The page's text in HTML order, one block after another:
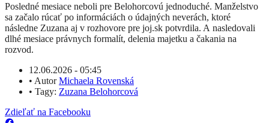
Posledné mesiace neboli pre Belohorcovú jednoduché. Manželstvo
sa začalo rúcať po informáciách o údajných neverách, ktoré
následne Zuzana aj v rozhovore pre joj.sk potvrdila. A nasledovali
dlhé mesiace právnych formalít, delenia majetku a čakania na
rozvod.
12.06.2026 - 05:45
• AutorMichaela Rovenská
• Tagy: Zuzana Belohorcová
Zdieľať na Facebooku